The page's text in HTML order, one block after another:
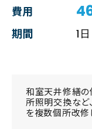
費用
期間 1日
和室天井修繕の
所照明交換など
を複数個所改修